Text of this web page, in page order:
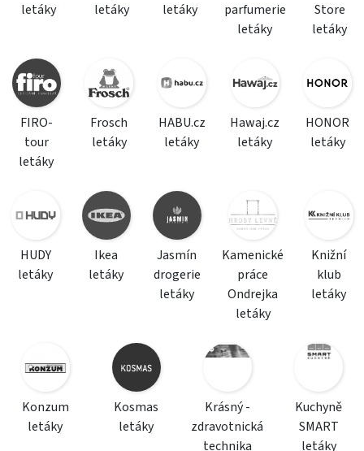
letáky
letáky
letáky
parfumerie
letáky
Store
letáky
FIRO-
tour
letáky
Frosch
letáky
HABU.cz
letáky
Hawaj.cz
letáky
HONOR
letáky
HUDY
letáky
Ikea
letáky
Jasmín
drogerie
letáky
Kamenické
práce
Ondrejka
letáky
Knižní
klub
letáky
Konzum
letáky
Kosmas
letáky
Krásný -
zdravotnická
technika
Kuchyně
SMART
letáky